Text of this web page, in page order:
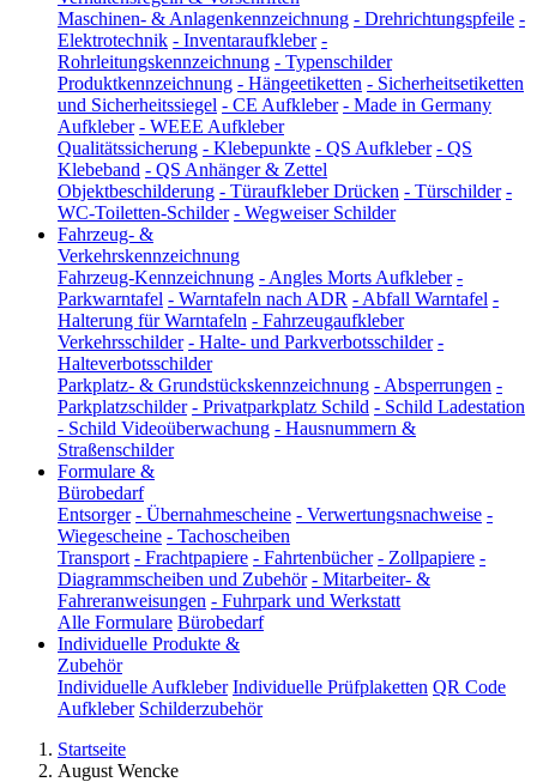
Maschinen- & Anlagenkennzeichnung - Drehrichtungspfeile -
Elektrotechnik - Inventaraufkleber -
Rohrleitungskennzeichnung - Typenschilder
Produktkennzeichnung - Hängeetiketten - Sicherheitsetiketten
und Sicherheitssiegel - CE Aufkleber - Made in Germany
Aufkleber - WEEE Aufkleber
Qualitätssicherung - Klebepunkte - QS Aufkleber - QS
Klebeband - QS Anhänger & Zettel
Objektbeschilderung - Türaufkleber Drücken - Türschilder -
WC-Toiletten-Schilder - Wegweiser Schilder
Fahrzeug- &
Verkehrskennzeichnung
Fahrzeug-Kennzeichnung - Angles Morts Aufkleber -
Parkwarntafel - Warntafeln nach ADR - Abfall Warntafel -
Halterung für Warntafeln - Fahrzeugaufkleber
Verkehrsschilder - Halte- und Parkverbotsschilder -
Halteverbotsschilder
Parkplatz- & Grundstückskennzeichnung - Absperrungen -
Parkplatzschilder - Privatparkplatz Schild - Schild Ladestation
- Schild Videoüberwachung - Hausnummern &
Straßenschilder
Formulare &
Bürobedarf
Entsorger - Übernahmescheine - Verwertungsnachweise -
Wiegescheine - Tachoscheiben
Transport - Frachtpapiere - Fahrtenbücher - Zollpapiere -
Diagrammscheiben und Zubehör - Mitarbeiter- &
Fahreranweisungen - Fuhrpark und Werkstatt
Alle Formulare Bürobedarf
Individuelle Produkte &
Zubehör
Individuelle Aufkleber Individuelle Prüfplaketten QR Code
Aufkleber Schilderzubehör
Startseite
August Wencke